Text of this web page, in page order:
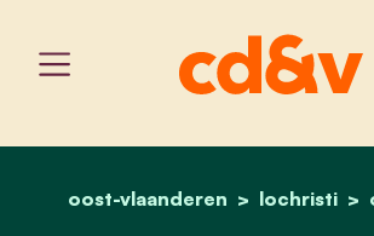
home
oost-vlaanderen lochristi
kristof